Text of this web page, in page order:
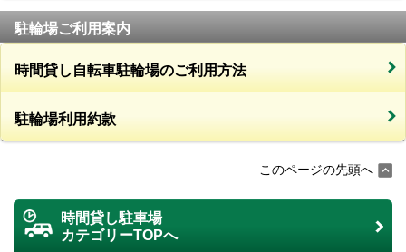
駐輪場ご利用案内
時間貸し自転車駐輪場のご利用方法
駐輪場利用約款
このページの先頭へ
時間貸し駐車場
カテゴリーTOPへ